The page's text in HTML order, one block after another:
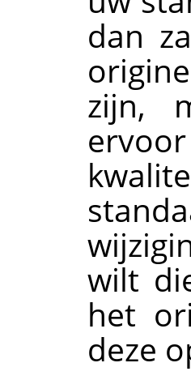
dan
zijn,
wilt
het
deze